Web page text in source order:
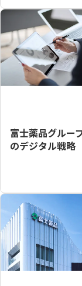
富士薬品グルー
のデジタル戦略